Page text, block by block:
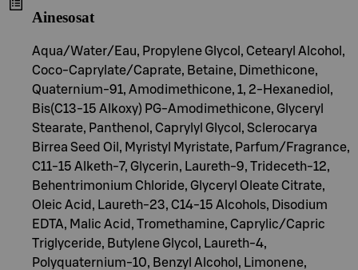
Ainesosat
Aqua/Water/Eau, Propylene Glycol, Cetearyl Alcohol,
Coco-Caprylate/Caprate, Betaine, Dimethicone,
Quaternium-91, Amodimethicone, 1, 2-Hexanediol,
Bis(C13-15 Alkoxy) PG-Amodimethicone, Glyceryl
Stearate, Panthenol, Caprylyl Glycol, Sclerocarya
Birrea Seed Oil, Myristyl Myristate, Parfum/Fragrance,
C11-15 Alketh-7, Glycerin, Laureth-9, Trideceth-12,
Behentrimonium Chloride, Glyceryl Oleate Citrate,
Oleic Acid, Laureth-23, C14-15 Alcohols, Disodium
EDTA, Malic Acid, Tromethamine, Caprylic/Capric
Triglyceride, Butylene Glycol, Laureth-4,
Polyquaternium-10, Benzyl Alcohol, Limonene,